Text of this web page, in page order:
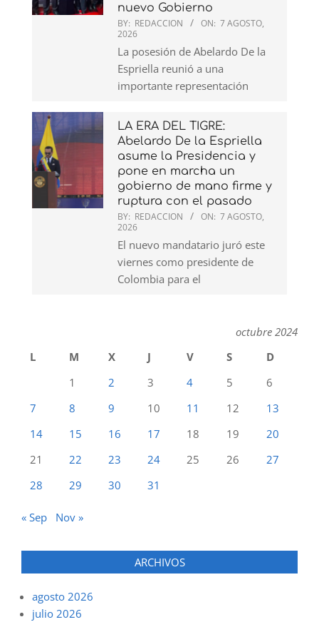
nuevo Gobierno
BY: REDACCION ON: 7 AGOSTO,
2026
La posesión de Abelardo De la
Espriella reunió a una
importante representación
LA ERA DEL TIGRE:
Abelardo De la Espriella
asume la Presidencia y
pone en marcha un
gobierno de mano firme y
ruptura con el pasado
BY: REDACCION ON: 7 AGOSTO,
2026
El nuevo mandatario juró este
viernes como presidente de
Colombia para el
octubre 2024
L
M X J V S
D
1
2 3 4 5
6
7
8 9 10 11 12
13
14
15 16 17 18 19
20
21
22 23 24 25 26
27
28
29 30 31
« Sep Nov »
ARCHIVOS
agosto 2026
julio 2026